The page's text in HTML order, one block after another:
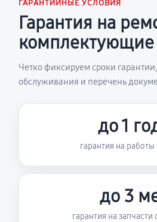
ГАРАНТИЙНЫЕ УСЛОВИЯ
Гарантия на
комплектующие
Четко фиксируем сроки
обслуживания и перечень
до 1
гарантия на работы
до 3
гарантия на запчасти